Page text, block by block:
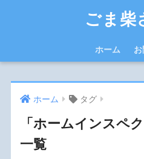
ごま柴
ホーム
ホーム タグ
「ホームインスペ
一覧